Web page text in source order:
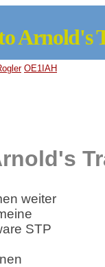
Arnold's
OE1IAH
weiter
STP